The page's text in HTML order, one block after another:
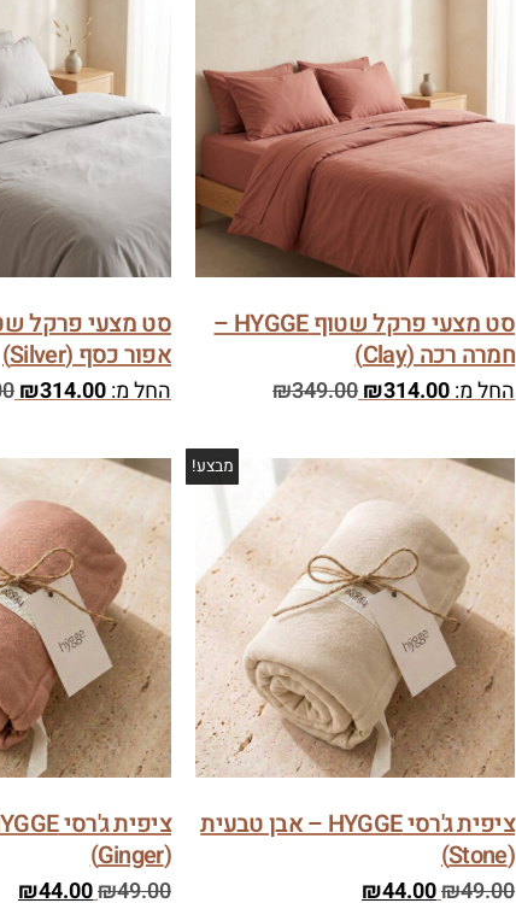
סט מצעי פרקל שטוף HYGGE –
חמרה רכה (Clay)
החל מ: ₪314.00
₪349.00
אפור כסף (Silver)
החל מ: ₪314.00
מבצע!
ציפית ג'רסי HYGGE – אבן טבעית
(Stone)
₪49.00
₪44.00
(Ginger)
₪49.00
₪44.00